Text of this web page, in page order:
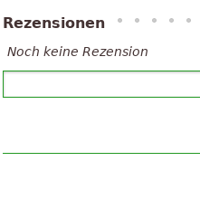
Rezensionen
Noch keine Rezension